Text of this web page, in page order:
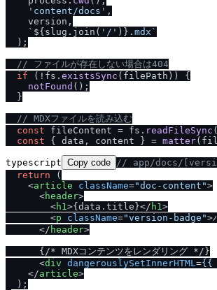
'content /docs' ,
    version,
` ${slug.join( '/' )} .mdx`
  );
/ / ファイルが存在しない場合は404
if (!fs. existsSync (filePath)) {
notFound ();
  }
/ / MDXファイルを読み込む
const fileContent = fs. readFileSync
const { data, content } = matter
typescript Copy code / / app /docs /
return (
<article className="doc-content">
<header>
<h1 >{data.title}</ h1 >
<p className="version-badge">
</ header>
      {
/* MDXコンテンツをレンダリング * / }
<div dangerouslySetInnerHTML ={{
</article>
  );